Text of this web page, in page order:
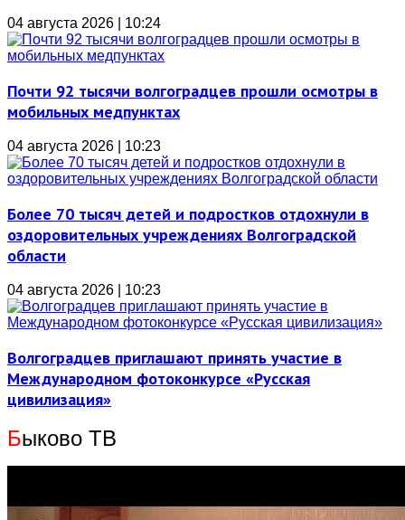
04 августа 2026 | 10:24
Почти 92 тысячи волгоградцев прошли осмотры в
мобильных медпунктах
04 августа 2026 | 10:23
Более 70 тысяч детей и подростков отдохнули в
оздоровительных учреждениях Волгоградской
области
04 августа 2026 | 10:23
Волгоградцев приглашают принять участие в
Международном фотоконкурсе «Русская
цивилизация»
Быково ТВ